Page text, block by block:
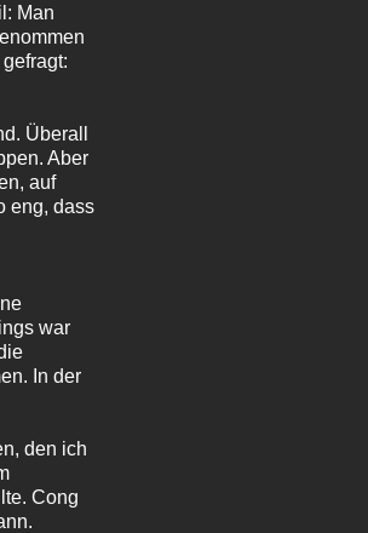
Man
Überall
Aber
auf
eng, dass
war
In der
den ich
Cong